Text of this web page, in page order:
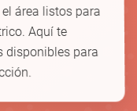
área listos para
Aquí te
disponibles para